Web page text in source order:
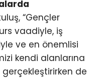
“Gençler
vaadiyle, iş
ve en önemlisi
kendi alanlarına
de